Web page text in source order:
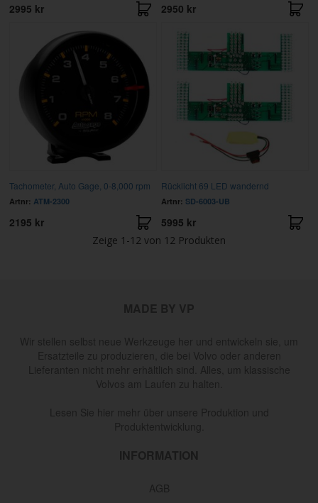
2995 kr 2950 kr
Tachometer, Auto Gage, 0-8,000 rpm
Artnr: ATM-2300
2195 kr
Rücklicht 69 LED wandernd
Artnr: SD-6003-UB
5995 kr
Zeige 1-12 von 12 Produkten